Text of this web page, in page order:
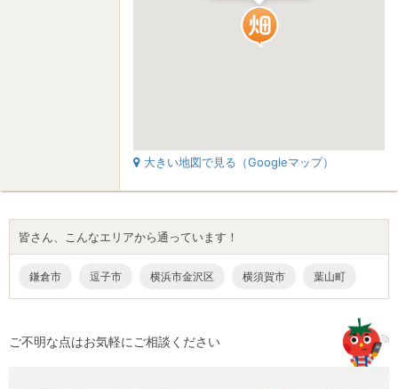
大きい地図で見る（Googleマップ）
皆さん、こんなエリアから通っています！
鎌倉市 逗子市 横浜市金沢区 横須賀市 葉山町
ご不明な点はお気軽にご相談ください